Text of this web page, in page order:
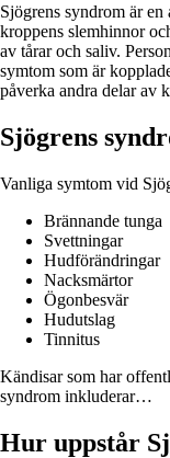
Sjögrens syndrom är
kroppens slemhinnor
av tårar och saliv.
symtom som är
påverka andra delar av
Sjögrens
Vanliga symtom vid
Brännande tunga
Svettningar
Hudförändringar
Nacksmärtor
Ögonbesvär
Hudutslag
Tinnitus
Kändisar som har
syndrom inkluderar…
Hur uppstår